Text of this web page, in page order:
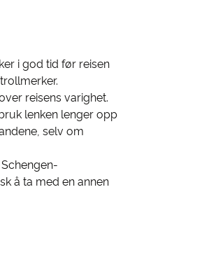
i god tid før reisen
reisens varighet.
lenken lenger opp
selv om
å ta med en annen